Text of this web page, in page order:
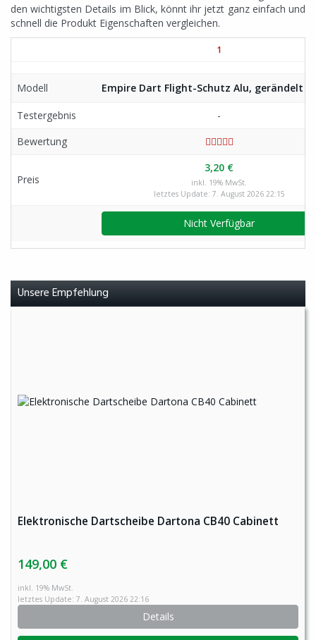
den wichtigsten Details im Blick, könnt ihr jetzt ganz einfach und
schnell die Produkt Eigenschaften vergleichen.
1
Modell Empire Dart Flight-Schutz Alu, gerändelt –
Testergebnis
-
Bewertung
Preis
3,20 €
inkl. 19% MwSt.
letztes Update: 7. August 2026 22:15
Nicht Verfügbar
Unsere Empfehlung
Elektronische Dartscheibe Dartona CB40 Cabinett
149,00 €
inkl. 19% MwSt.
letztes Update: 7. August 2026 22:16
Details